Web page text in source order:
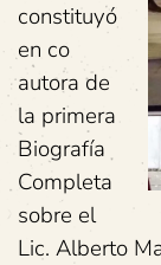
constituyó
en co
autora de
la primera
Biografía
Completa
sobre el
Lic. Alberto